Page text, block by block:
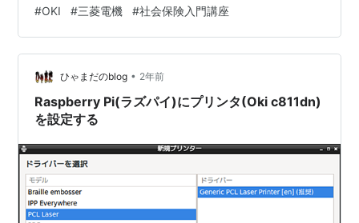
目的別休暇の取得要件拡大 「育休プラン」シートの展開
育休の取得可能期間拡大 www.oki.com 【企業】人的資本
価値最大化に向けて人事制度を刷新 三菱電機は３月12
日、人的資本価値の最大化に向けて、今年度から新しい
人事制度（以…
#OKI #三菱電機 #社会保険入門講座
ひゃまだのblog • 2年前
Raspberry Pi(ラズパイ)にプリンタ(Oki c811dn)
を設定する